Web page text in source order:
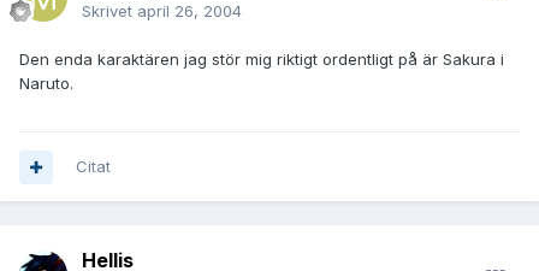
Skrivet april 26, 2004
Den enda karaktären jag stör mig riktigt ordentligt på är Sakura i
Naruto.
Citat
Hellis